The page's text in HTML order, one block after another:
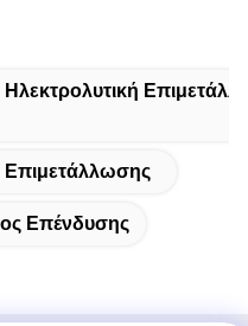
Επιμετάλλωσης
Επένδυσης